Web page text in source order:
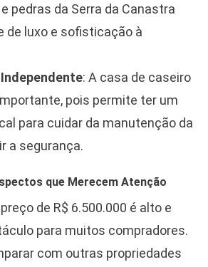
pedras da Serra da Canastra
de luxo e sofisticação à
: A casa de caseiro
pois permite ter um
para cuidar da manutenção da
a segurança.
que Merecem Atenção
preço de R$ 6.500.000 é alto e
para muitos compradores.
com outras propriedades